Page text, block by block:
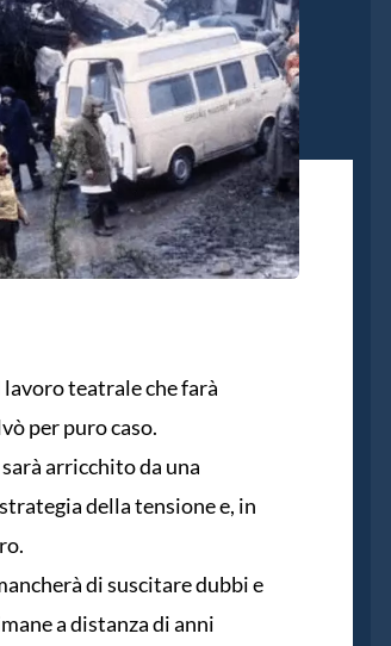
teatrale che farà
per puro caso.
arricchito da una
della tensione e, in
di suscitare dubbi e
a distanza di anni